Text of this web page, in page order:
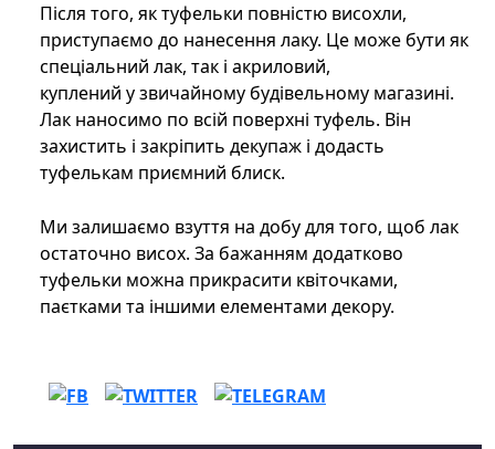
Після того, як туфельки повністю висохли,
приступаємо до нанесення лаку. Це може бути як
спеціальний лак, так і акриловий,
куплений у звичайному будівельному магазині.
Лак наносимо по всій поверхні туфель. Він
захистить і закріпить декупаж і додасть
туфелькам приємний блиск.
Ми залишаємо взуття на добу для того, щоб лак
остаточно висох. За бажанням додатково
туфельки можна прикрасити квіточками,
паєтками та іншими елементами декору.